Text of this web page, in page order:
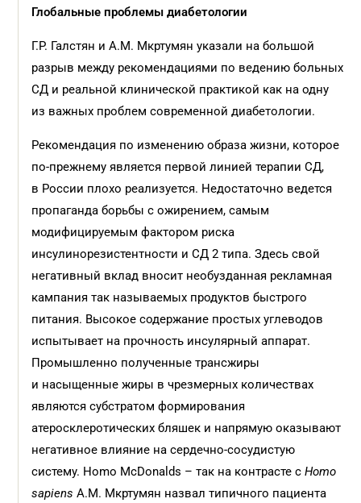
Глобальные проблемы диабетологии
Г.Р. Галстян и А.М. Мкртумян указали на большой
разрыв между рекомендациями по ведению больных
СД и реальной клинической практикой как на одну
из важных проблем современной диабетологии.
Рекомендация по изменению образа жизни, которое
по-прежнему является первой линией терапии СД,
в России плохо реализуется. Недостаточно ведется
пропаганда борьбы с ожирением, самым
модифицируемым фактором риска
инсулинорезистентности и СД 2 типа. Здесь свой
негативный вклад вносит необузданная рекламная
кампания так называемых продуктов быстрого
питания. Высокое содержание простых углеводов
испытывает на прочность инсулярный аппарат.
Промышленно полученные трансжиры
и насыщенные жиры в чрезмерных количествах
являются субстратом формирования
атеросклеротических бляшек и напрямую оказывают
негативное влияние на сердечно-сосудистую
систему. Homo McDonalds – так на контрасте сHomo
sapiens А.М. Мкртумян назвал типичного пациента